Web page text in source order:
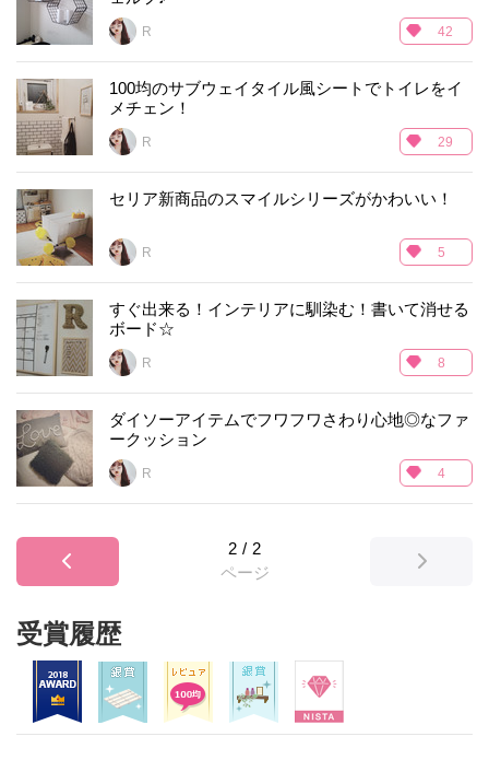
R___ 42
100均のサブウェイタイル風シートでトイレをイ
メチェン！
R___ 29
セリア新商品のスマイルシリーズがかわいい！
R___ 5
すぐ出来る！インテリアに馴染む！書いて消せる
ボード☆
R___ 8
ダイソーアイテムでフワフワさわり心地◎なファ
ークッション
R___ 4
2 / 2
ページ
受賞履歴